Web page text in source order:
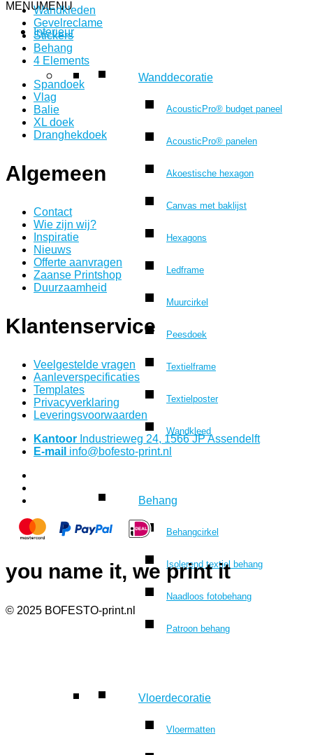
MENUMENU
Interieur
Wanddecoratie
AcousticPro® budget paneel
AcousticPro® panelen
Akoestische hexagon
Canvas met baklijst
Hexagons
Ledframe
Muurcirkel
Peesdoek
Textielframe
Textielposter
Wandkleed
Behang
Behangcirkel
Isolerend textiel behang
Naadloos fotobehang
Patroon behang
Vloerdecoratie
Vloermatten
Wandkleden
Gevelreclame
Stickers
Behang
4 Elements
Spandoek
Vlag
Balie
XL doek
Dranghekdoek
Algemeen
Contact
Wie zijn wij?
Inspiratie
Nieuws
Offerte aanvragen
Zaanse Printshop
Duurzaamheid
Klantenservice
Veelgestelde vragen
Aanleverspecificaties
Templates
Privacyverklaring
Leveringsvoorwaarden
Kantoor Industrieweg 24, 1566 JP Assendelft
E-mail info@bofesto-print.nl
you name it, we print it
© 2025 BOFESTO-print.nl